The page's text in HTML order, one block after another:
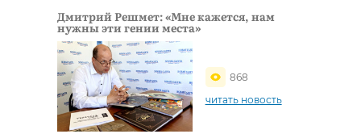
Дмитрий Решмет: «Мне кажется, нам
нужны эти гении места»
868
читать новость